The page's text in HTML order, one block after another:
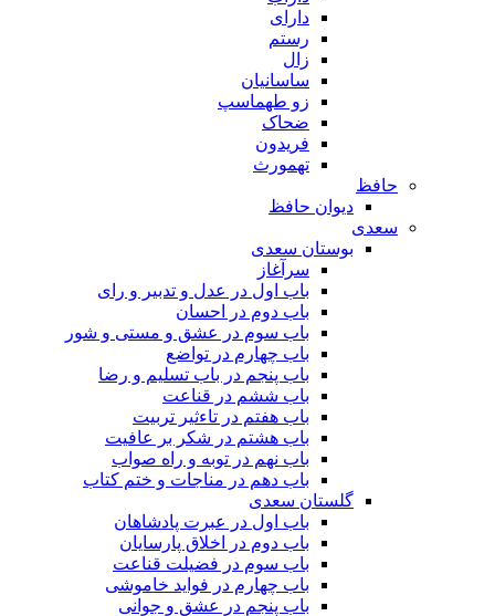
دارای
رستم
زال
ساسانیان
زو طهماسپ‏
ضحاک
فریدون
تهمورث
حافظ
دیوان حافظ
سعدی
بوستان سعدی
سرآغاز
باب اول در عدل و تدبیر و رای
باب دوم در احسان
باب سوم در عشق و مستی و شور
باب چهارم در تواضع
باب پنجم در باب تسلیم و رضا
باب ششم در قناعت
باب هفتم در تاءثیر تربیت
باب هشتم در شکر بر عافیت
باب نهم در توبه و راه صواب
باب دهم در مناجات و ختم کتاب
گلستان سعدی
باب اول در عبرت پادشاهان
باب دوم در اخلاق پارسایان
باب سوم در فضیلت قناعت
باب چهارم در فواید خاموشى
باب پنجم در عشق و جوانى